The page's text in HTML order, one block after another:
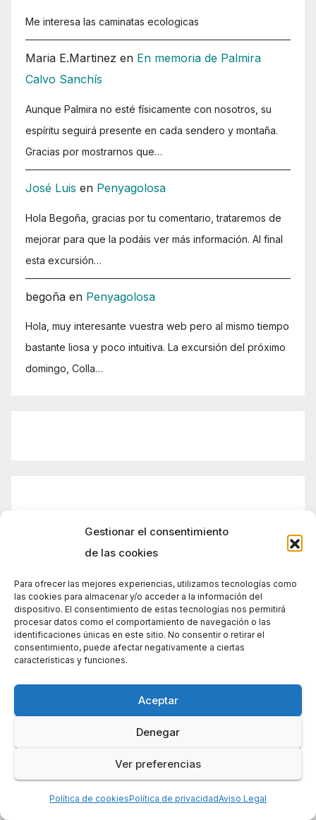
Gestionar el consentimiento
de las cookies
Para ofrecer las mejores experiencias, utilizamos tecnologías como
las cookies para almacenar y/o acceder a la información del
dispositivo. El consentimiento de estas tecnologías nos permitirá
procesar datos como el comportamiento de navegación o las
identificaciones únicas en este sitio. No consentir o retirar el
consentimiento, puede afectar negativamente a ciertas
características y funciones.
Aceptar
Denegar
Ver preferencias
Política de cookiesPolítica de privacidadAviso Legal
Me interesa las caminatas ecologicas
Maria E.Martinez en En memoria de Palmira
Calvo Sanchís
Aunque Palmira no esté físicamente con nosotros, su
espíritu seguirá presente en cada sendero y montaña.
Gracias por mostrarnos que…
José Luis en Penyagolosa
Hola Begoña, gracias por tu comentario, trataremos de
mejorar para que la podáis ver más información. Al final
esta excursión…
begoña en Penyagolosa
Hola, muy interesante vuestra web pero al mismo tiempo
bastante liosa y poco intuitiva. La excursión del próximo
domingo, Colla…
Novetats
Qui som?
Federa’t amb nosaltres
Les nostres activitats
Colla de Senders
Secció de Muntanya